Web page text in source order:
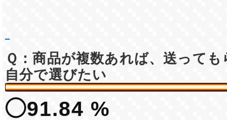
Ｑ：商品が複数あれば、送って
自分で選びたい
◯91.84 %